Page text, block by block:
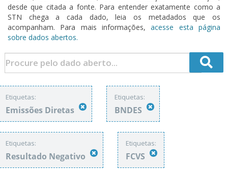
desde que citada a fonte. Para entender exatamente como a
STN chega a cada dado, leia os metadados que os
acompanham. Para mais informações,acesse esta página
sobre dados abertos.
Etiquetas:
Emissões Diretas
Etiquetas:
BNDES
Etiquetas:
Resultado Negativo
Etiquetas:
FCVS